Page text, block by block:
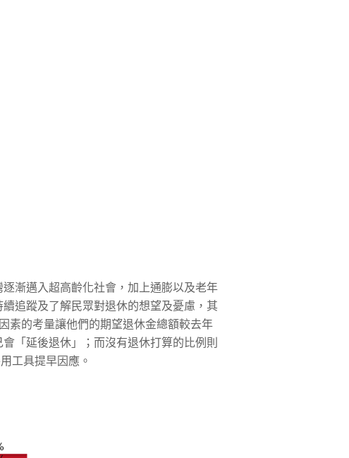
漸邁入超高齡化社會，加上通膨以及老年
追蹤及了解民眾對退休的想望及憂慮，其
素的考量讓他們的期望退休金總額較去年
「延後退休」；而沒有退休打算的比例則
工具提早因應。